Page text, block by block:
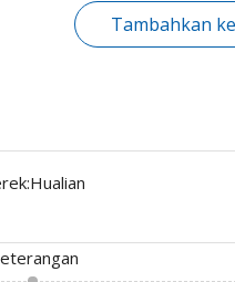
Tambahkan
Hualian